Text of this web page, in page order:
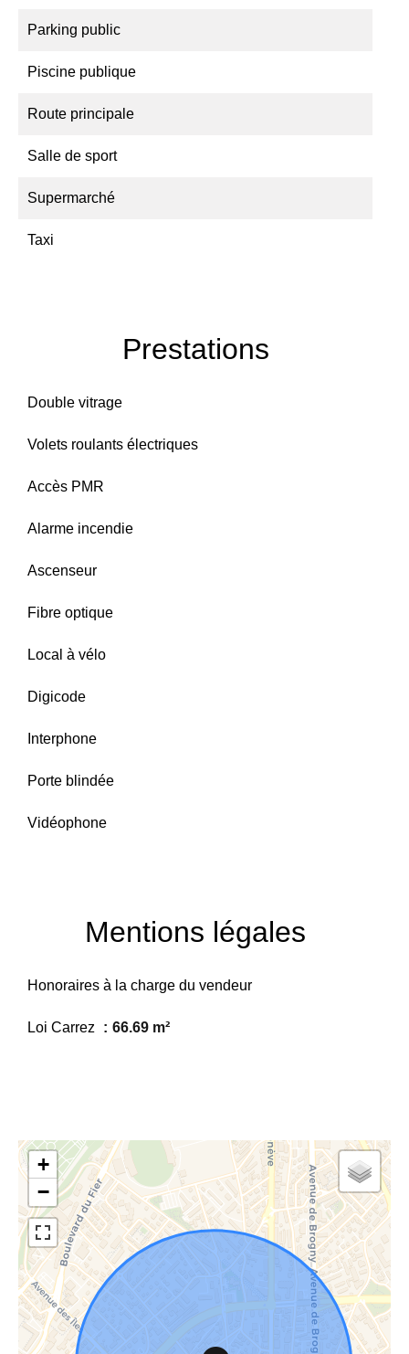
Parking public
Piscine publique
Route principale
Salle de sport
Supermarché
Taxi
Prestations
Double vitrage
Volets roulants électriques
Accès PMR
Alarme incendie
Ascenseur
Fibre optique
Local à vélo
Digicode
Interphone
Porte blindée
Vidéophone
Mentions légales
Honoraires à la charge du vendeur
Loi Carrez 66.69 m²
+
−